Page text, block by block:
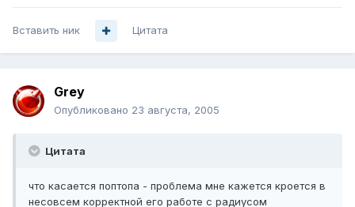
Вставить ник Цитата
Grey
Опубликовано 23 августа, 2005
Цитата
что касается поптопа - проблема мне кажется кроется в
несовсем корректной его работе с радиусом